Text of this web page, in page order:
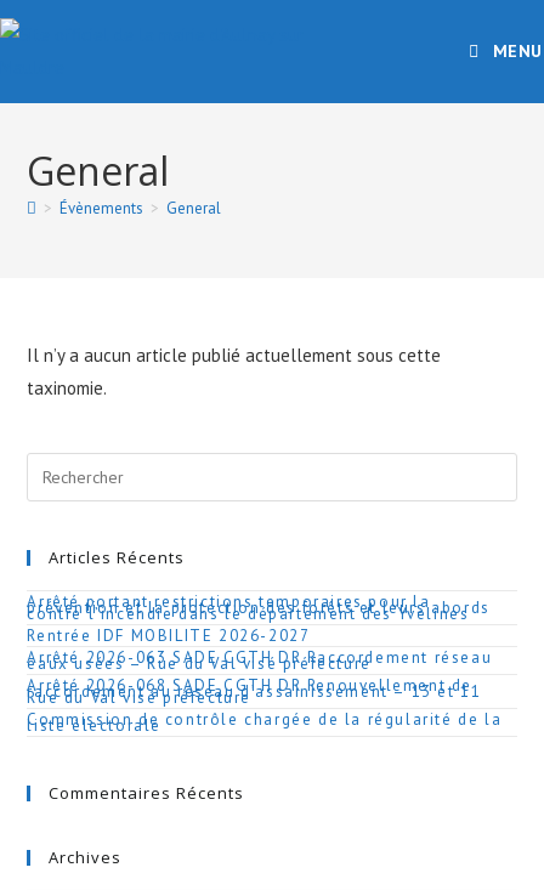
Skip
to
MENU
General
> Évènements > General
Il n’y a aucun article publié actuellement sous cette
taxinomie.
Articles Récents
Arrêté portant restrictions temporaires pour la
prévention et la protection des forêts et leurs abords
contre l’incendie dans le département des Yvelines
Rentrée IDF MOBILITE 2026-2027
Arrêté 2026-063 SADE CGTH DR Raccordement réseau
eaux usées – Rue du Val visé préfecture
Arrêté 2026-068 SADE CGTH DR Renouvellement de
raccordement au réseau d’assainissement – 13 et 11
Rue du Val visé préfecture
Commission de contrôle chargée de la régularité de la
liste électorale
Commentaires Récents
Archives